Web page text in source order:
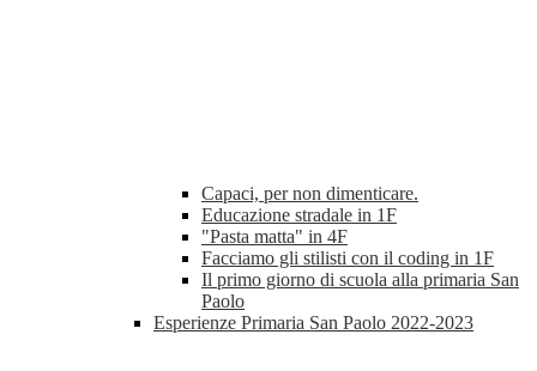
Capaci, per non dimenticare.
Educazione stradale in 1F
"Pasta matta" in 4F
Facciamo gli stilisti con il coding in 1F
Il primo giorno di scuola alla primaria San
Paolo
Esperienze Primaria San Paolo 2022-2023